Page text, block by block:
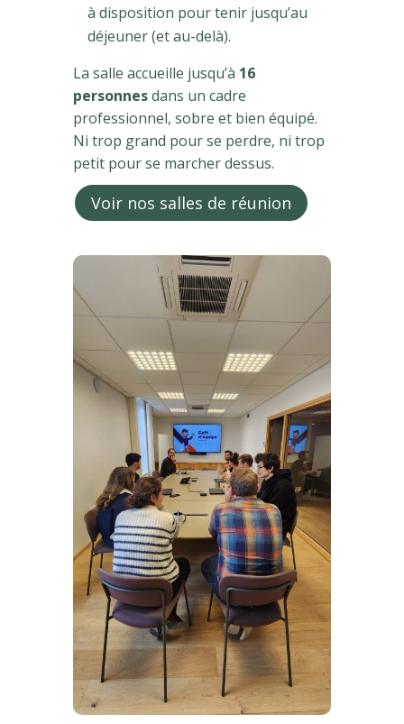
à disposition pour tenir jusqu’au
déjeuner (et au-delà).
La salle accueille jusqu’à 16
personnesdans un cadre
professionnel, sobre et bien équipé.
Ni trop grand pour se perdre, ni trop
petit pour se marcher dessus.
Voir nos salles de réunion